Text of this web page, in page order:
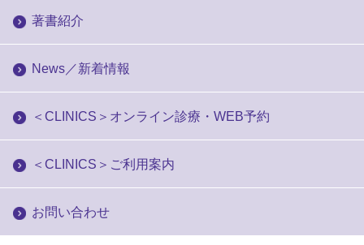
著書紹介
News／新着情報
＜CLINICS＞オンライン診療・WEB予約
＜CLINICS＞ご利用案内
お問い合わせ